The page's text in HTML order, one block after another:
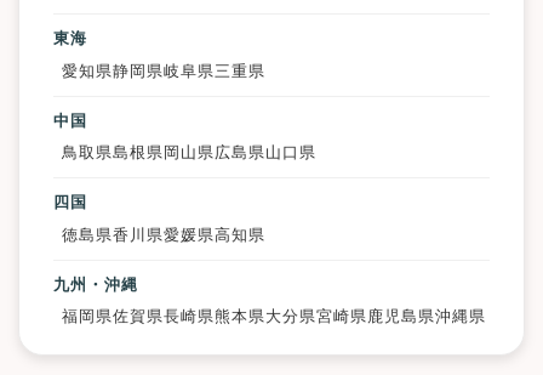
東海
愛知県静岡県岐阜県 三重県
中国
鳥取県島根県 岡山県広島県山口県
四国
徳島県香川県愛媛県高知県
九州・沖縄
福岡県佐賀県長崎県熊本県大分県宮崎県鹿児島県沖縄県